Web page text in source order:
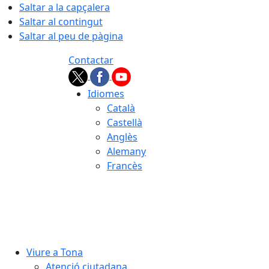
Saltar a la capçalera
Saltar al contingut
Saltar al peu de pàgina
Contactar
Idiomes
Català
Castellà
Anglès
Alemany
Francès
Viure a Tona